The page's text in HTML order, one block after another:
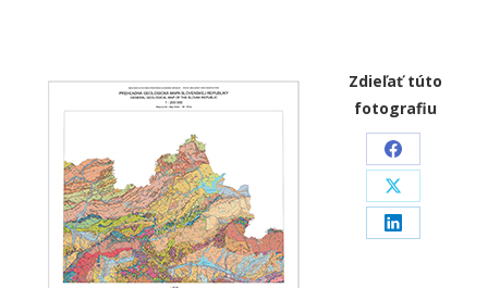
Zdieľať túto
fotografiu
Share
on
Facebook
Share
on
Share